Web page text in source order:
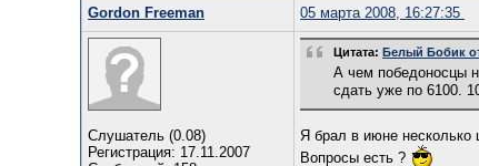
Gordon Freeman 05 марта 2008, 16:27:35
Слушатель (0.08)
Регистрация: 17.11.2007
Цитата: Белый Бобик
А чем победоносцы
сдать уже по 6100.
Я брал в июне несколько
Вопросы есть ?